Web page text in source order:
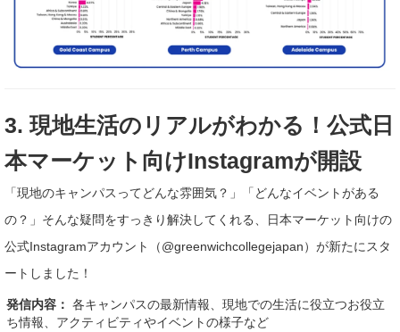
3. 現地生活のリアルがわかる！公式日
本マーケット向けInstagramが開設
「現地のキャンパスってどんな雰囲気？」「どんなイベントがある
の？」そんな疑問をすっきり解決してくれる、日本マーケット向けの
公式Instagramアカウント（@greenwichcollegejapan）が新たにスタ
ートしました！
発信内容： 各キャンパスの最新情報、現地での生活に役立つお役立
ち情報、アクティビティやイベントの様子など